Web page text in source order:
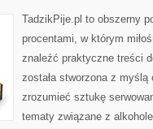
TadzikPije.pl to obszerny
procentami, w którym
znaleźć praktyczne treści
została stworzona z
zrozumieć sztukę
tematy związane z